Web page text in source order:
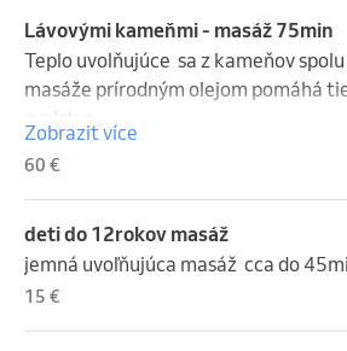
Lávovými kameňmi - masáž 75min
Teplo uvolňujúce  sa z kameňov
masáže prírodným olejom pomáhá
svalstvo,
Zobrazit více
60 €
deti do 12rokov masáž
jemná uvoľňujúca masáž  cca do
15 €